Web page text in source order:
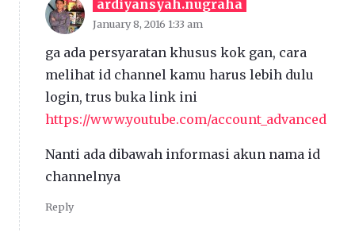
ardiyansyah.nugraha
January 8, 2016 1:33 am
ga ada persyaratan khusus kok gan, cara
melihat id channel kamu harus lebih dulu
login, trus buka link ini
https://www.youtube.com/account_advanced
Nanti ada dibawah informasi akun nama id
channelnya
Reply